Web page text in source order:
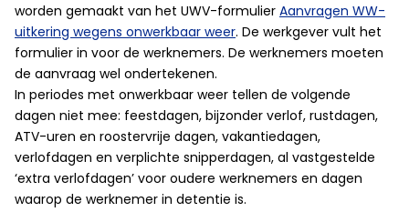
worden gemaakt van het UWV-formulier Aanvragen WW-
uitkering wegens onwerkbaar weer. De werkgever vult het
formulier in voor de werknemers. De werknemers moeten
de aanvraag wel ondertekenen.
In periodes met onwerkbaar weer tellen de volgende
dagen niet mee: feestdagen, bijzonder verlof, rustdagen,
ATV-uren en roostervrije dagen, vakantiedagen,
verlofdagen en verplichte snipperdagen, al vastgestelde
‘extra verlofdagen’ voor oudere werknemers en dagen
waarop de werknemer in detentie is.